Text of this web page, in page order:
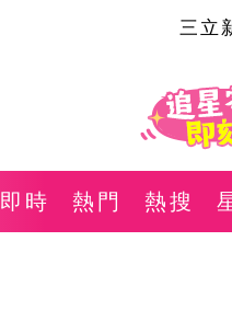
三立
即時 熱門 熱搜